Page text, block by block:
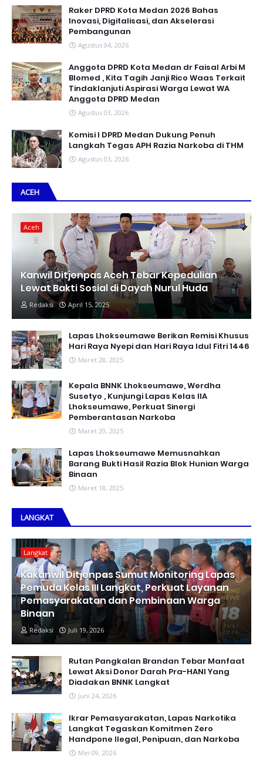
Raker DPRD Kota Medan 2026 Bahas
Inovasi, Digitalisasi, dan Akselerasi
Pembangunan
Agustus 04, 2026
Anggota DPRD Kota Medan dr Faisal Arbi M
Blomed , Kita Tagih Janji Rico Waas Terkait
Tindaklanjuti Aspirasi Warga Lewat WA
Anggota DPRD Medan
Agustus 03, 2026
Komisi I DPRD Medan Dukung Penuh
Langkah Tegas APH Razia Narkoba di THM
Agustus 03, 2026
ACEH
Aceh
Kanwil Ditjenpas Aceh Tebar Kepedulian
Lewat Bakti Sosial di Dayah Nurul Huda
Redaksi April 15, 2025
Lapas Lhokseumawe Berikan Remisi Khusus
Hari Raya Nyepi dan Hari Raya Idul Fitri 1446
Maret 28, 2025
Kepala BNNK Lhokseumawe, Werdha
Susetyo , Kunjungi Lapas Kelas IIA
Lhokseumawe, Perkuat Sinergi
Pemberantasan Narkoba
Maret 20, 2025
Lapas Lhokseumawe Memusnahkan
Barang Bukti Hasil Razia Blok Hunian Warga
Binaan
Maret 18, 2025
LANGKAT
Langkat
Kakanwil Ditjenpas Sumut Monitoring Lapas
Pemuda Kelas III Langkat, Perkuat Layanan
Pemasyarakatan dan Pembinaan Warga
Binaan
Redaksi Juli 19, 2026
Rutan Pangkalan Brandan Tebar Manfaat
Lewat Aksi Donor Darah Pra-HANI Yang
Diadakan BNNK Langkat
Juni 24, 2026
Ikrar Pemasyarakatan, Lapas Narkotika
Langkat Tegaskan Komitmen Zero
Handpone llegal, Penipuan, dan Narkoba
Mei 09, 2026